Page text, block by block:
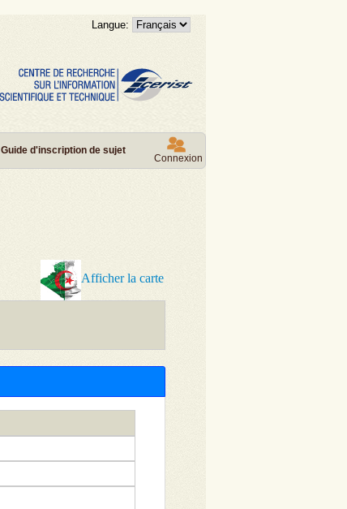
Langue:
Guide d'inscription de sujet
Connexion
Afficher la carte